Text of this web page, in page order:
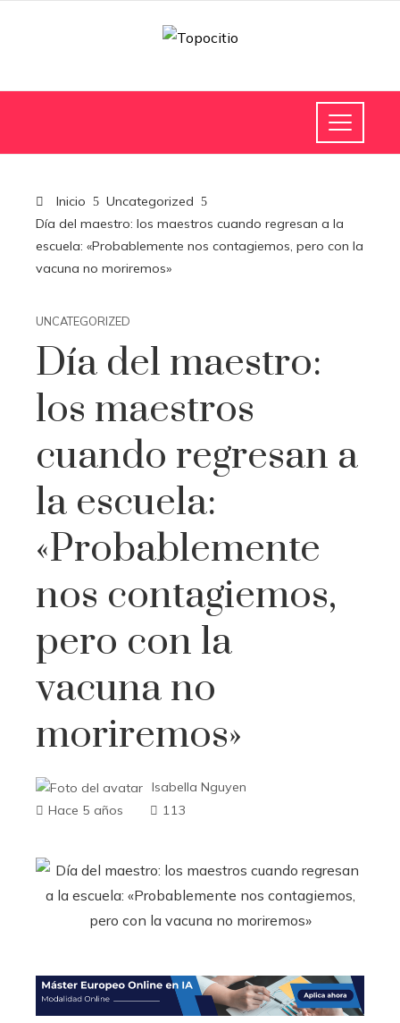
Inicio
Uncategorized
Día del maestro: los maestros cuando regresan a la
escuela: «Probablemente nos contagiemos, pero con la
vacuna no moriremos»
UNCATEGORIZED
Día del maestro:
los maestros
cuando regresan a
la escuela:
«Probablemente
nos contagiemos,
pero con la
vacuna no
moriremos»
Isabella Nguyen
Hace 5 años
113